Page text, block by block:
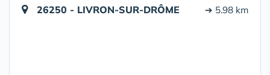
26250 - LIVRON-SUR-DRÔME ➔ 5.98 km